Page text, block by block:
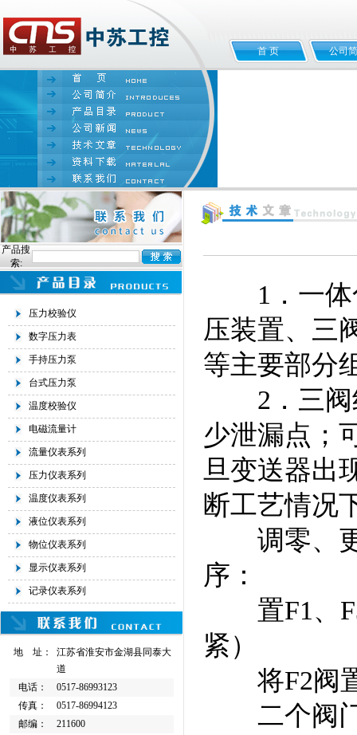
首 页 公司
产品搜
索:
压力校验仪
数字压力表
手持压力泵
台式压力泵
温度校验仪
电磁流量计
流量仪表系列
压力仪表系列
温度仪表系列
液位仪表系列
物位仪表系列
显示仪表系列
记录仪表系列
地 址：
江苏省淮安市金湖县同泰大
道
电话：
0517-86993123
传真：
0517-86994123
邮编：
211600
1．一体
压装置、三
等主要部分
2．三阀
少泄漏点；
旦变送器出
断工艺情况
调零、更
序：
置F1、F3
紧）
将F2阀置
二个阀门